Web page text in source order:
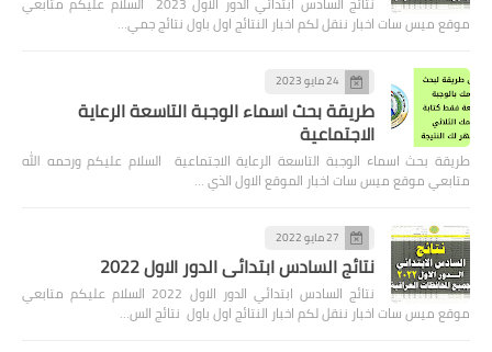
موقع ميس سات اخبار ننقل لكم اخبار النتائج اول باول نتائج جمي…
24 مايو 2023
طريقة بحث اسماء الوجبة التاسعة الرعاية
الاجتماعية
طريقة بحث اسماء الوجبة التاسعة الرعاية الاجتماعية السلام عليكم ورحمه الله
متابعي موقع ميس سات اخبار الموقع الاول الذي …
27 مايو 2022
نتائج السادس ابتدائي الدور الاول 2022
نتائج السادس ابتدائي الدور الاول 2022 السلام عليكم متابعي
موقع ميس سات اخبار ننقل لكم اخبار النتائج اول باول نتائج الس…